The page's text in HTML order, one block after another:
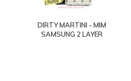
DIRTY MARTINI - MIM
SAMSUNG 2 LAYER